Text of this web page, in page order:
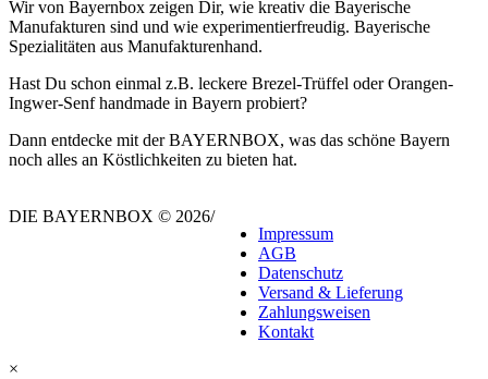
Wir von Bayernbox zeigen Dir, wie kreativ die Bayerische
Manufakturen sind und wie experimentierfreudig. Bayerische
Spezialitäten aus Manufakturenhand.
Hast Du schon einmal z.B. leckere Brezel-Trüffel oder Orangen-
Ingwer-Senf handmade in Bayern probiert?
Dann entdecke mit der BAYERNBOX, was das schöne Bayern
noch alles an Köstlichkeiten zu bieten hat.
DIE BAYERNBOX © 2026/
Impressum
AGB
Datenschutz
Versand & Lieferung
Zahlungsweisen
Kontakt
×